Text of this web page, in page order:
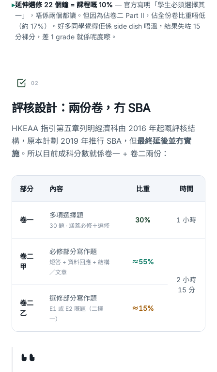
▸延伸選修 22 個鐘 = 課程嘅 10% — 官方寫明「學生必須選擇其
一」，唔係兩個都讀。但因為佔卷二 Part II，佔全份卷比重唔低
（約 17%）。好多同學覺得佢係 side dish 唔溫，結果失咗 15
分裸分，差 1 grade 就係呢度嚟。
02
評核設計：兩份卷，冇 SBA
HKEAA 指引第五章列明經濟科由 2016 年起嘅評核結
構，原本計劃 2019 年推行 SBA，但最終延後並冇實
施 。所以目前成科分數就係卷一 + 卷二兩份：
部分 內容 比重 時間
卷一
多項選擇題
30 題 · 涵蓋必修＋選修
30% 1 小時
卷二
甲
必修部分寫作題
短答 + 資料回應 + 結構
／文章
≈55%
2 小時
15 分
卷二
乙
選修部分寫作題
E1 或 E2 嘅題（二擇
一）
≈15%